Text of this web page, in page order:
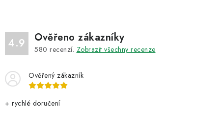
4.9 Ověřeno zákazníky
580 recenzí. Zobrazit všechny recenze
Ověřený zákazník
+ rychlé doručení